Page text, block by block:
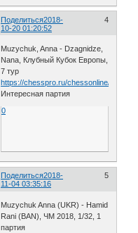
Поделиться 4
2018-
10-20 01:20:52
Muzychuk, Anna - Dzagnidze,
Nana, Клубный Кубок Европы,
7 тур
https://chesspro.ru/chessonline/app2/
Интересная партия
0
Поделиться 5
2018-
11-04 03:35:16
Muzychuk Anna (UKR) - Hamid
Rani (BAN), ЧМ 2018, 1/32, 1
партия